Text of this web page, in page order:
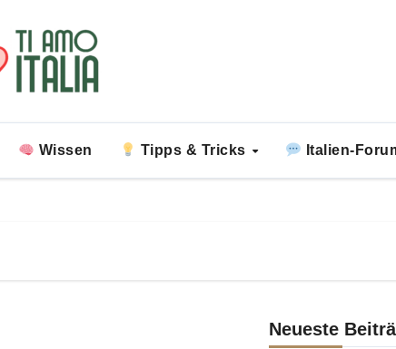
Wissen Tipps & Tricks Italien-
Neueste